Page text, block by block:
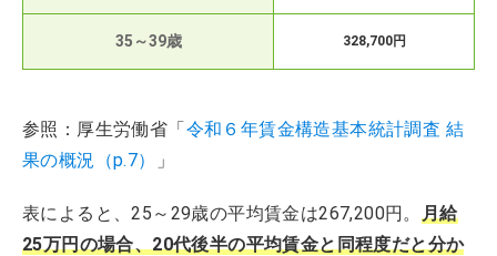
35～39歳 328,700円
参照：厚生労働省「令和６年賃金構造基本統計調査 結
果の概況（p.7）
」
表によると、25～29歳の平均賃金は267,200円。 月給
25万円の場合、20代後半の平均賃金と同程度だと分か